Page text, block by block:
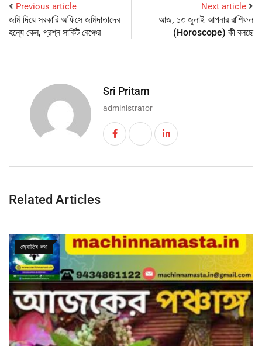
Previous article
জমি দিয়ে সরকারি অফিসে জমিদাতাদের
হন্যে কেন, প্রশ্ন সার্কিট বেঞ্চের
Next article
আজ, ১৩ জুলাই আপনার রাশিফল
(Horoscope) কী বলছে
Sri Pritam
administrator
Related Articles
জ্যোতিষ কথা